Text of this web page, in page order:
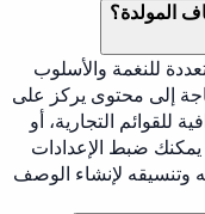
المولدة؟
للنغمة والأسلوب
إلى محتوى يركز على
للقوائم التجارية، أو
يمكنك ضبط الإعدادات
وتنسيقه لإنشاء الوصف